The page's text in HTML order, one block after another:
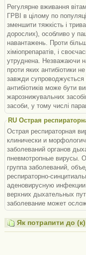
Регулярне вживання
ГРВІ в цілому по
зменшити тяжкість і
дорослих), особливо у
навантажень. Проти
хіміопрепаратів, і
утруднена. Незважаючи
проти яких антибіотики
завжди супроводжується
антибіотиків може бути
жарознижувальних
засоби, у тому числі
RU Острая
Острая респираторная
клинически и
заболеваний органов
пневмотропные вирусы.
группа заболеваний,
респираторно-
аденовирусную
верхних дыхательных
заболевание может
Як потрапити до (к)